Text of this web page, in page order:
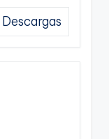
Descargas